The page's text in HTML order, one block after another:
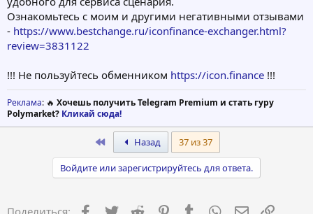
Ознакомьтесь с моим и другими негативными отзывами
- https://www.bestchange.ru/iconfinance-exchanger.html?
review=3831122
!!! Не пользуйтесь обменником https://icon.finance !!!
Реклама: 🔥 Хочешь получить Telegram Premium и стать гуру
Polymarket? Кликай сюда!
First Назад 37 из 37
Войдите или зарегистрируйтесь для ответа.
Facebook
Twitter Reddit PinterestTumblr WhatsApp